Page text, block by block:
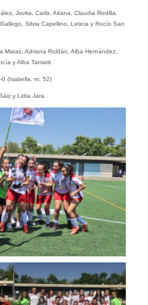
Jovita, Carla, Aitana, Claudia Rodilla,
Silvia Capellino, Leticia y Rocío San
Adriana Roldán, Alba Hernández,
y Alba Tamarit.
(Isabella, m. 52)
y Lidia Jara.